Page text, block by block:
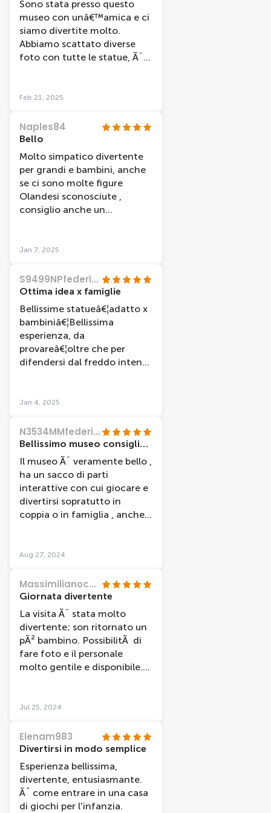
impazzire... veramente da
non perdere durante il
viaggio ad Amsterdam..
Sono stata presso questo
museo con unâ€™amica e ci
siamo divertite molto.
Abbiamo scattato diverse
foto con tutte le statue, Ã¨
Londra, che Ã¨ piÃ¹ fornito
Feb 21, 2025
Naples84
Bello
Molto simpatico divertente
per grandi e bambini, anche
se ci sono molte figure
Olandesi sconosciute ,
consiglio anche un
consigliato
Jan 7, 2025
S9499NPfedericor
Ottima idea x famiglie
Bellissime statueâ€¦adatto x
bambiniâ€¦Bellissima
esperienza, da
provareâ€¦oltre che per
difendersi dal freddo intenso
Jan 4, 2025
N3534MMfedericar
Bellissimo museo consigliatissimo
Il museo Ã¨ veramente bello ,
ha un sacco di parti
interattive con cui giocare e
divertirsi sopratutto in
coppia o in famiglia , anche
personale Ã¨ meraviglioso
mi hanno fatti vivere ancora
meglio la mia esperienza in
solitudine con foto, video e
attivitÃ molto belle .
Ringrazio lo staff era tutto
davvero bello
Aug 27, 2024
MassimilianocP4096HI
Giornata divertente
La visita Ã¨ stata molto
divertente; son ritornato un
pÃ² bambino. PossibilitÃ di
fare foto e il personale
molto gentile e disponibile.
Jul 25, 2024
Elenam983
Divertirsi in modo semplice
Esperienza bellissima,
divertente, entusiasmante.
Ãˆ come entrare in una casa
di giochi per l'infanzia.